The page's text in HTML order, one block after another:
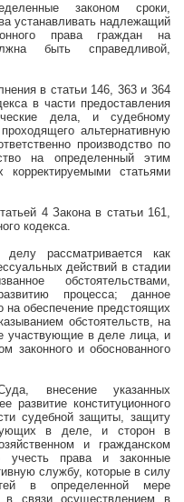
законом сроки,
устанавливать надлежащий
права граждан на
быть справедливой,
в статьи 146, 363 и 364
в части предоставления
дела, и судебному
альтернативную
производство по
на определенный этим
статьями
4 Закона в статьи 161,
кодекса.
делу рассматривается как
действий в стадии
обстоятельствами,
процесса; данное
на обеспечение предстоящих
обстоятельств, на
участвующие в деле лица, и
законного и обоснованного
внесение указанных
развитие конституционного
судебной защиты, защиту
в деле, и сторон в
и гражданском
учесть права и законные
службу, которые в силу
в определенной мере
в связи осуществлением в